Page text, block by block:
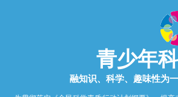
青少年
融知识、科学、趣味性为